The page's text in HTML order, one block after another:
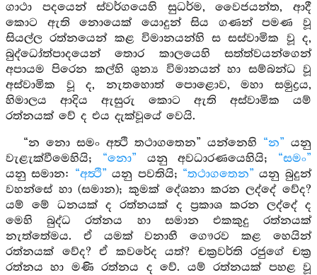
ගාථා පදයෙන් ස්වර්ගයෙහි සුධර්ම, වෛජයන්ත, ආදී
කොට ඇති නොයෙක් යොදුන් සිය ගණන් පමණ වූ
සියල්ල රත්නයෙන් කළ විමානයන්හි ස සස්වාමික වූ ද,
බුද්ධෝත්පාදයෙන් තොර කාලයෙහි සත්ත්වයන්ගෙන්
අපායම පිරෙන කල්හි ශුන්‍ය විමානයන් හා සම්බන්ධ වූ
අස්වාමික වූ ද, නැතහොත් පොළොව, මහා සමුද්‍රය,
හිමාලය ආදිය ඇසුරු කොට ඇති අස්වාමික යම්
රත්නයක් වේ ද එය දැක්වූයේ වෙයි.
“න නො සමං අත්‍ථි තථාගතෙන” යන්නෙහි “න” යනු
වැළැක්වීමෙහියි; “නො” යනු අවධාරණයෙහියි; “සමං”
යනු සමාන: “අත්‍ථි” යනු පවතියි; “තථාගතෙන” යනු බුදුන්
වහන්සේ හා (සමාන); කුමක් දේශනා කරන ලද්දේ වේද?
යම් මේ ධනයක් ද රත්නයක් ද ප්‍රකාශ කරන ලද්දේ ද
මෙහි බුද්ධ රත්නය හා සමාන එකකුදු රත්නයක්
නැත්තේමය. ඒ යමක් වනාහී ගෞරව කළ හෙයින්
රත්නයක් වේද? ඒ කවරේද යත්? චක්‍රවර්ති රජුගේ චක්‍ර
රත්නය හා මණි රත්නය ද වේ. යම් රත්නයක් පහළ වූ